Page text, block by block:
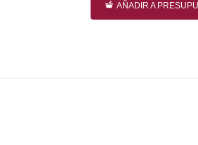
AÑADIR A